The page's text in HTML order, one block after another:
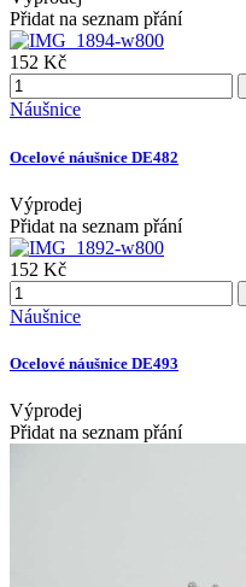
Přidat na seznam přání
152 Kč
Náušnice
Ocelové náušnice DE482
Výprodej
Přidat na seznam přání
152 Kč
Náušnice
Ocelové náušnice DE493
Výprodej
Přidat na seznam přání